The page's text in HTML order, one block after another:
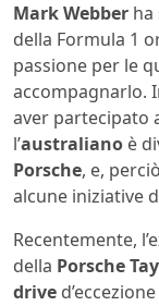
Mark Webber ha
della Formula 1
passione per le
accompagnarlo.
aver partecipato
l’australiano è
Porsche, e,
alcune iniziative
Recentemente,
della Porsche
drive